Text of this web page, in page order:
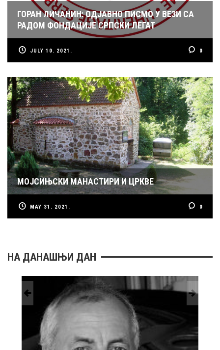
ГОРАН ЛИЧАНИН: ОДЈАВНО ПИСМО У ВЕЗИ СА
РАДОМ ФОНДАЦИЈЕ СРПСКИ ЛЕГАТ
JULY 10. 2021. 0
МОЈСИЊСКИ МАНАСТИРИ И ЦРКВЕ
MAY 31. 2021. 0
НА ДАНАШЊИ ДАН